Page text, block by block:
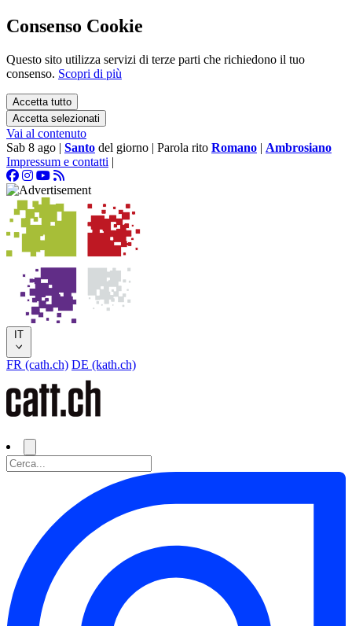
Consenso Cookie
Questo sito utilizza servizi di terze parti che richiedono il tuo
consenso. Scopri di più
Accetta tutto
Accetta selezionati
Vai al contenuto
Sab 8 ago | Santo del giorno | Parola rito Romano | Ambrosiano
Impressum e contatti |
IT
FR (cath.ch) DE (kath.ch)